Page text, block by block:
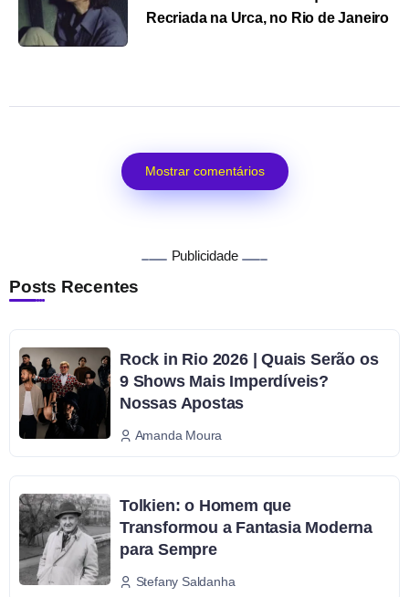
Recriada na Urca, no Rio de Janeiro
Mostrar comentários
Publicidade
Posts Recentes
Rock in Rio 2026 | Quais Serão os
9 Shows Mais Imperdíveis?
Nossas Apostas
Amanda Moura
Tolkien: o Homem que
Transformou a Fantasia Moderna
para Sempre
Stefany Saldanha